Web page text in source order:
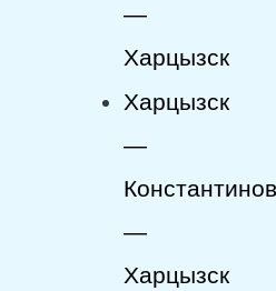
—
Харцызск
Харцызск
—
—
Харцызск